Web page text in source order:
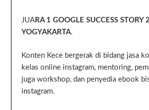
JUA RA 1 GOOGLE SUCCESS STORY
YOGYAKARTA.
Konten Kece bergerak di bidang jasa
kelas online instagram, mentoring,
juga workshop, dan penyedia ebook
instagram.